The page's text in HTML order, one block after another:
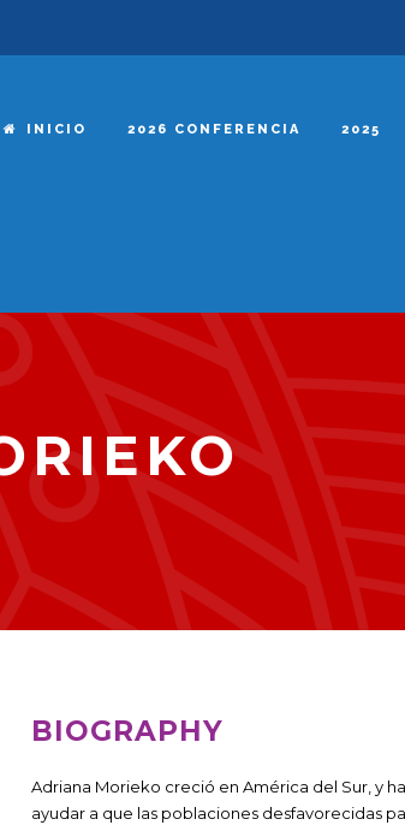
INICIO 2026 CONFERENCIA 2025
BIOGRAPHY
Adriana Morieko creció en América del Sur, y
ayudar a que las poblaciones desfavorecidas